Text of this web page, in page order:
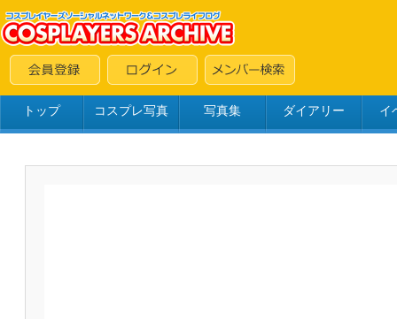
トップ コスプレ写真 写真集 ダイアリー イ